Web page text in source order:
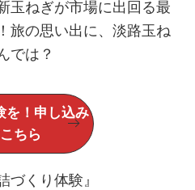
玉ねぎが市場に出回る最
旅の思い出に、淡路玉ね
では？
を！申し込み
ちら
づくり体験』